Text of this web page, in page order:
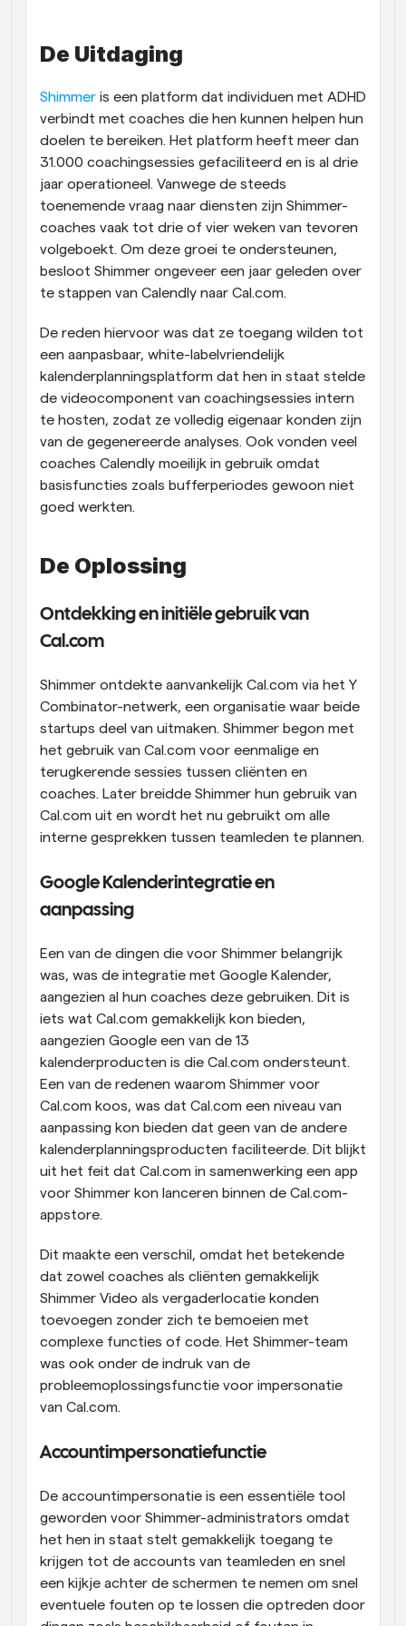
Supercharged planning met AI-gestuurde
oproepen
Automatiseer planning en herinneringen
Blog
Blijf op de hoogte van het laatste nieuws en updates
Instant Vergaderingen
Ontmoet cliënten binnen enkele minuten
Dynamische Groep Links
Boek naadloos vergaderingen met meerdere mensen
Webhooks
De Uitdaging
Shimmer is een platform dat individuen met ADHD
verbindt met coaches die hen kunnen helpen hun
doelen te bereiken. Het platform heeft meer dan
31.000 coachingsessies gefaciliteerd en is al drie
jaar operationeel. Vanwege de steeds
toenemende vraag naar diensten zijn Shimmer-
coaches vaak tot drie of vier weken van tevoren
volgeboekt. Om deze groei te ondersteunen,
besloot Shimmer ongeveer een jaar geleden over
te stappen van Calendly naar Cal.com.
De reden hiervoor was dat ze toegang wilden tot
een aanpasbaar, white-labelvriendelijk
kalenderplanningsplatform dat hen in staat stelde
de videocomponent van coachingsessies intern
te hosten, zodat ze volledig eigenaar konden zijn
van de gegenereerde analyses. Ook vonden veel
coaches Calendly moeilijk in gebruik omdat
basisfuncties zoals bufferperiodes gewoon niet
goed werkten.
De Oplossing
Ontdekking en initiële gebruik van
Cal.com
Shimmer ontdekte aanvankelijk Cal.com via het Y
Combinator-netwerk, een organisatie waar beide
startups deel van uitmaken. Shimmer begon met
het gebruik van Cal.com voor eenmalige en
terugkerende sessies tussen cliënten en
coaches. Later breidde Shimmer hun gebruik van
Cal.com uit en wordt het nu gebruikt om alle
interne gesprekken tussen teamleden te plannen.
Google Kalenderintegratie en
aanpassing
Een van de dingen die voor Shimmer belangrijk
was, was de integratie met Google Kalender,
aangezien al hun coaches deze gebruiken. Dit is
iets wat Cal.com gemakkelijk kon bieden,
aangezien Google een van de 13
kalenderproducten is die Cal.com ondersteunt.
Een van de redenen waarom Shimmer voor
Cal.com koos, was dat Cal.com een niveau van
aanpassing kon bieden dat geen van de andere
kalenderplanningsproducten faciliteerde. Dit blijkt
uit het feit dat Cal.com in samenwerking een app
voor Shimmer kon lanceren binnen de Cal.com-
appstore.
Dit maakte een verschil, omdat het betekende
dat zowel coaches als cliënten gemakkelijk
Shimmer Video als vergaderlocatie konden
toevoegen zonder zich te bemoeien met
complexe functies of code. Het Shimmer-team
was ook onder de indruk van de
probleemoplossingsfunctie voor impersonatie
van Cal.com.
Accountimpersonatiefunctie
De accountimpersonatie is een essentiële tool
geworden voor Shimmer-administrators omdat
het hen in staat stelt gemakkelijk toegang te
krijgen tot de accounts van teamleden en snel
een kijkje achter de schermen te nemen om snel
eventuele fouten op te lossen die optreden door